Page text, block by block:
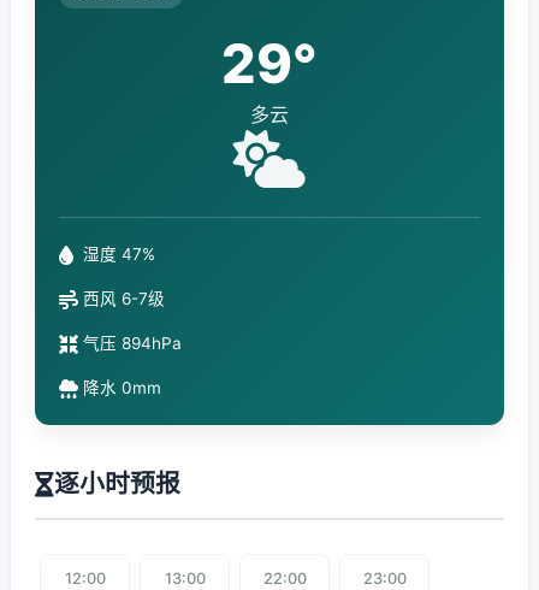
29°
多云
湿度 47%
西风 6-7级
气压 894hPa
降水 0mm
逐小时预报
12:00 13:00 22:00 23:00